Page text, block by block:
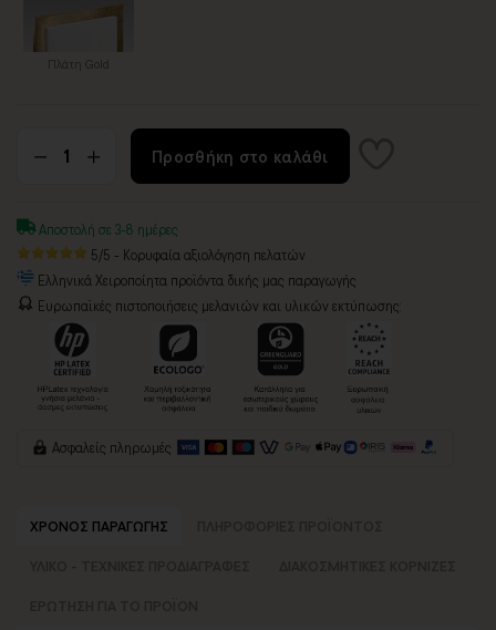
Πλάτη Gold
Προσθήκη στο καλάθι
Αποστολή σε 3-8 ημέρες
5/5 - Κορυφαία αξιολόγηση πελατών
Ελληνικά Χειροποίητα προϊόντα δικής μας παραγωγής
Ευρωπαϊκές πιστοποιήσεις μελανιών και υλικών εκτύπωσης:
Ασφαλείς πληρωμές
ΧΡΟΝΟΣ ΠΑΡΑΓΩΓΗΣ